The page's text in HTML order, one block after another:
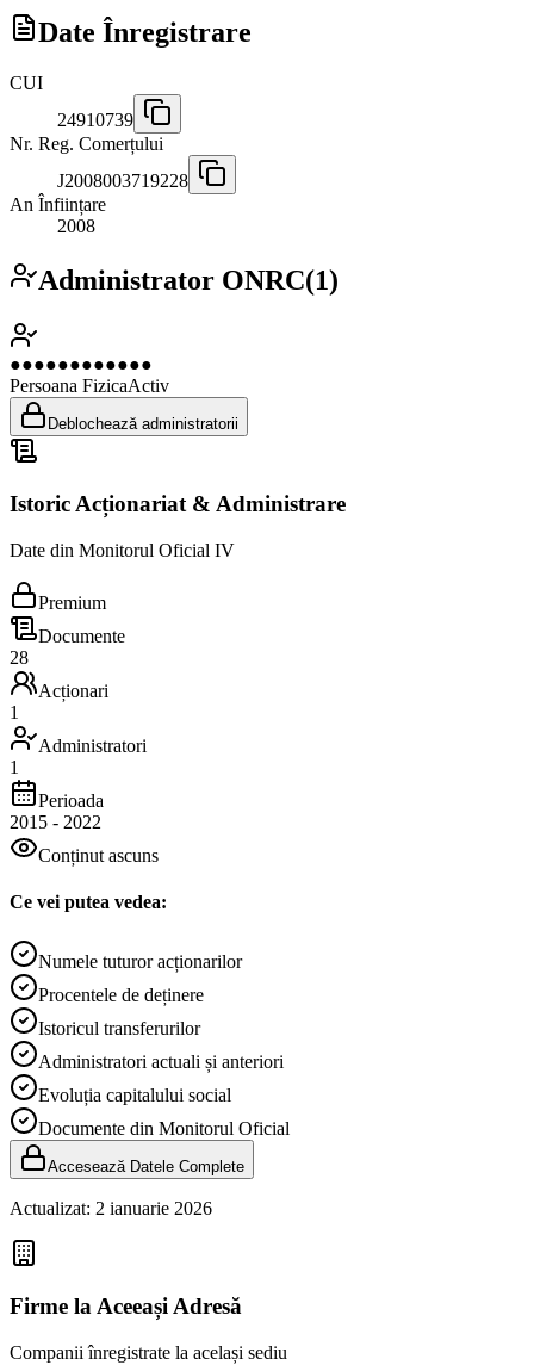
Date Înregistrare
CUI
24910739
Nr. Reg. Comerțului
J2008003719228
An Înființare
2008
Administrator ONRC(1)
●●●●●●●●●●●●
Persoana FizicaActiv
Deblochează administratorii
Istoric Acționariat & Administrare
Date din Monitorul Oficial IV
Premium
Documente
28
Acționari
1
Administratori
1
Perioada
2015 - 2022
Conținut ascuns
Ce vei putea vedea:
Numele tuturor acționarilor
Procentele de deținere
Istoricul transferurilor
Administratori actuali și anteriori
Evoluția capitalului social
Documente din Monitorul Oficial
Accesează Datele Complete
Actualizat: 2 ianuarie 2026
Firme la Aceeași Adresă
Companii înregistrate la același sediu